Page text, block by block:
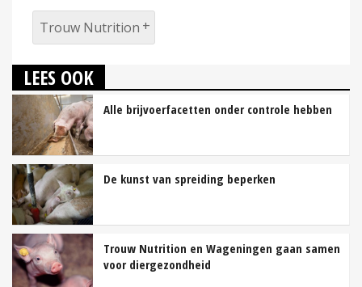
Trouw Nutrition
LEES OOK
Alle brijvoerfacetten onder controle hebben
De kunst van spreiding beperken
Trouw Nutrition en Wageningen gaan samen
voor diergezondheid